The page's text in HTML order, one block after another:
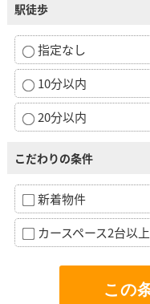
駅徒歩
指定なし
10分以内
20分以内
こだわりの条件
新着物件
カースペース2台以上